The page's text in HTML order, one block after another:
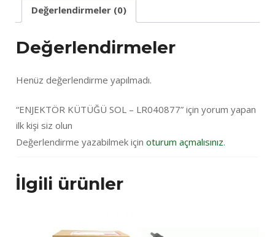
Değerlendirmeler (0)
Değerlendirmeler
Henüz değerlendirme yapılmadı.
“ENJEKTÖR KÜTÜĞÜ SOL – LR040877” için yorum yapan
ilk kişi siz olun
Değerlendirme yazabilmek için oturum açmalısınız.
İlgili ürünler